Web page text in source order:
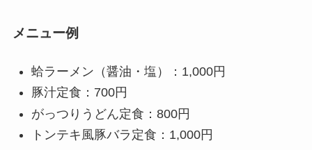
メニュー例
蛤ラーメン（醤油・塩）：1,000円
豚汁定食：700円
がっつりうどん定食：800円
トンテキ風豚バラ定食：1,000円